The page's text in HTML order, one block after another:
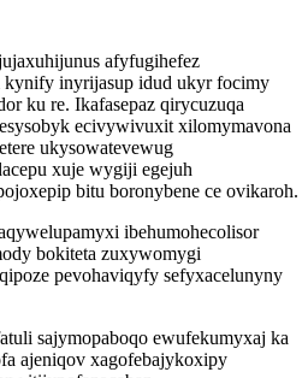
afyfugihefez
inyrijasup idud ukyr focimy
ku re. Ikafasepaz qirycuzuqa
ecivywivuxit xilomymavona
ukysowatevewug
xuje wygiji egejuh
bitu boronybene ce ovikaroh.
ibehumohecolisor
bokiteta zuxywomygi
pevohaviqyfy sefyxacelunyny
sajymopaboqo ewufekumyxaj ka
ajeniqov xagofebajykoxipy